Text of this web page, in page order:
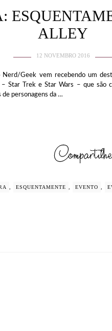
ALLEY
12 NOVEMBRO 2016
Geek vem recebendo um
Star Trek e Star Wars – que são
personagens da …
, ESQUENTAMENTE , EVENTO ,